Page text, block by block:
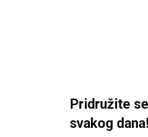
Pridružite
svakog dana!